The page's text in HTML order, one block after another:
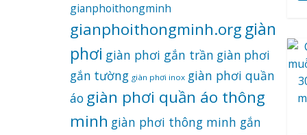
gianphoithongminh
gianphoithongminh.org giàn
phơi giàn phơi gắn trần giàn phơi
gắn tường giàn phơi inox giàn phơi quần
áo giàn phơi quần áo thông
minh giàn phơi thông minh gắn